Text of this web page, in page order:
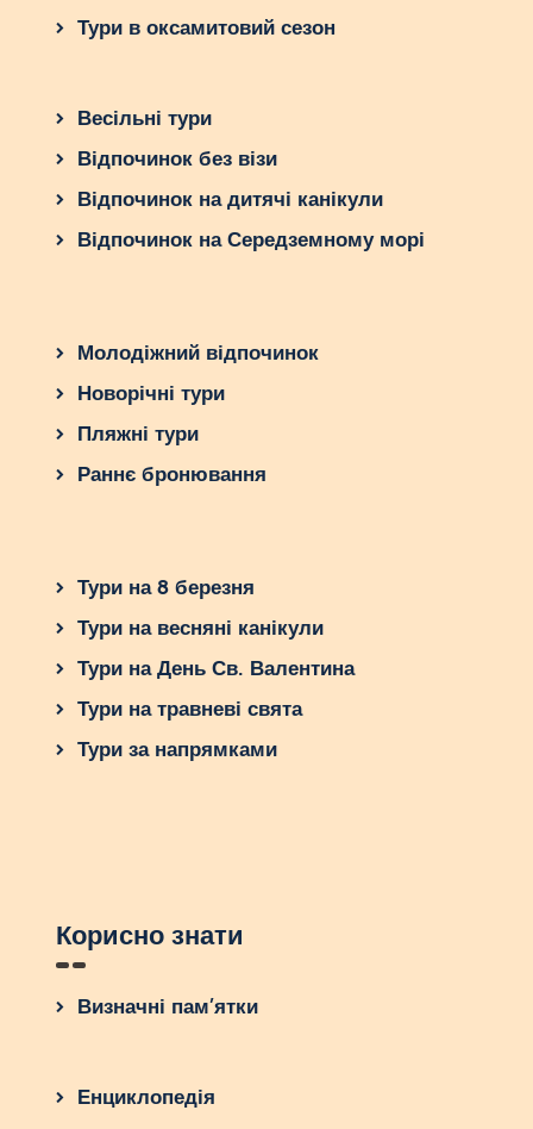
Тури в оксамитовий сезон
Весільні тури
Відпочинок без візи
Відпочинок на дитячі канікули
Відпочинок на Середземному морі
Молодіжний відпочинок
Новорічні тури
Пляжні тури
Раннє бронювання
Тури на 8 березня
Тури на весняні канікули
Тури на День Св. Валентина
Тури на травневі свята
Тури за напрямками
Корисно знати
Визначні пам’ятки
Енциклопедія